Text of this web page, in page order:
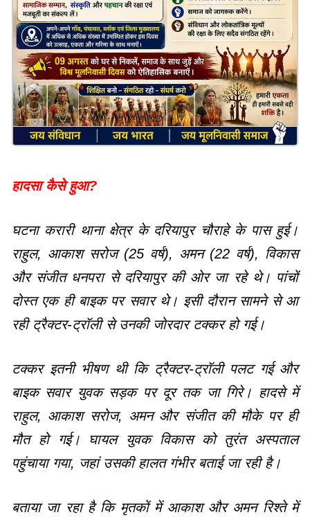
हादसा कैसे हुआ?
घटना करारी थाना क्षेत्र के दरियापुर चौराहे के पास हुई।
राहुल, आकाश सरोज (25 वर्ष), अमन (22 वर्ष), विकास
और संजीत धनपरा से दरियापुर की ओर जा रहे थे। पांचों
दोस्त एक ही बाइक पर सवार थे। इसी दौरान सामने से आ
रही ट्रैक्टर-ट्रॉली से उनकी जोरदार टक्कर हो गई।
टक्कर इतनी भीषण थी कि ट्रैक्टर-ट्रॉली पलट गई और
बाइक सवार युवक सड़क पर दूर तक जा गिरे। हादसे में
राहुल, आकाश सरोज, अमन और संजीत की मौके पर ही
मौत हो गई। घायल युवक विकास को तुरंत अस्पताल
पहुंचाया गया, जहां उसकी हालत गंभीर बताई जा रही है।
बताया जा रहा है कि मृतकों में आकाश और अमन रिश्ते में